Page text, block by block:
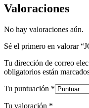
Valoraciones
No hay valoraciones aún.
Sé el primero en valorar
Tu dirección de correo
obligatorios están
Tu puntuación *
Tu valoración *